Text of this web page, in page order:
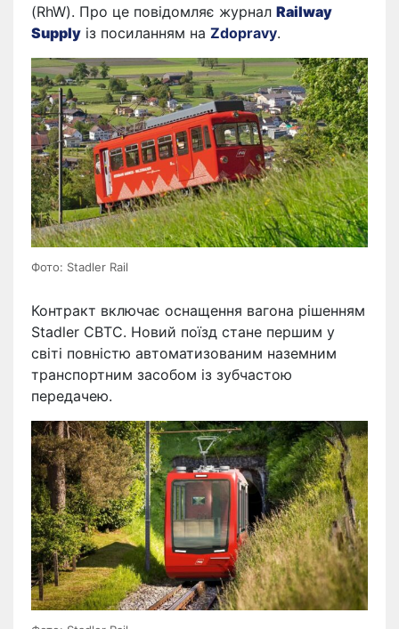
(RhW). Про це повідомляє журнал Railway
Supply із посиланням на Zdopravy.
Фото: Stadler Rail
Контракт включає оснащення вагона рішенням
Stadler CBTC. Новий поїзд стане першим у
світі повністю автоматизованим наземним
транспортним засобом із зубчастою
передачею.